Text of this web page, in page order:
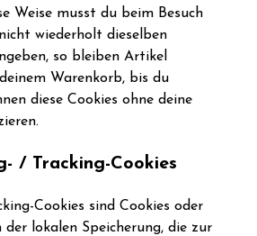
Weise musst du beim Besuch
wiederholt dieselben
so bleiben Artikel
Warenkorb, bis du
diese Cookies ohne deine
/ Tracking-Cookies
Cookies sind Cookies oder
der lokalen Speicherung, die zur